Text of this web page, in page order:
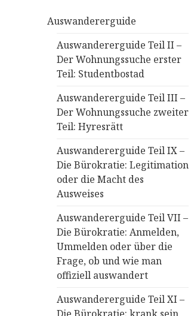
Auswandererguide
Auswandererguide Teil II –
Der Wohnungssuche erster
Teil: Studentbostad
Auswandererguide Teil III –
Der Wohnungssuche zweiter
Teil: Hyresrätt
Auswandererguide Teil IX –
Die Bürokratie: Legitimation
oder die Macht des
Ausweises
Auswandererguide Teil VII –
Die Bürokratie: Anmelden,
Ummelden oder über die
Frage, ob und wie man
offiziell auswandert
Auswandererguide Teil XI –